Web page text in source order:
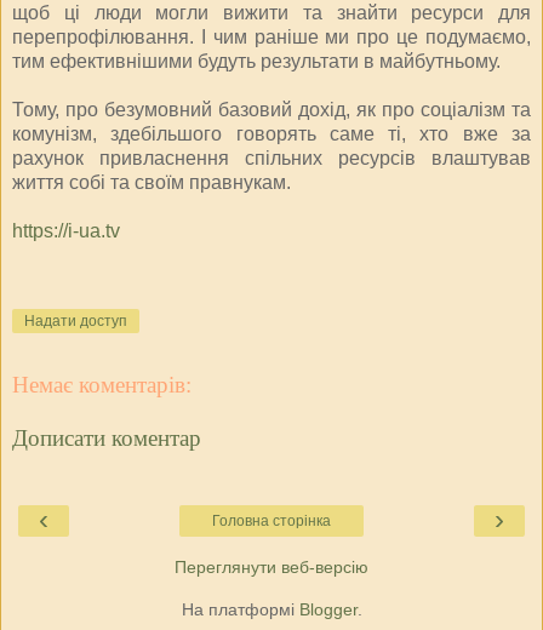
щоб ці люди могли вижити та знайти ресурси для
перепрофілювання. І чим раніше ми про це подумаємо,
тим ефективнішими будуть результати в майбутньому.
Тому, про безумовний базовий дохід, як про соціалізм та
комунізм, здебільшого говорять саме ті, хто вже за
рахунок привласнення спільних ресурсів влаштував
життя собі та своїм правнукам.
https://i-ua.tv
Надати доступ
Немає коментарів:
Дописати коментар
‹ ›
Головна сторінка
Переглянути веб-версію
На платформі Blogger.